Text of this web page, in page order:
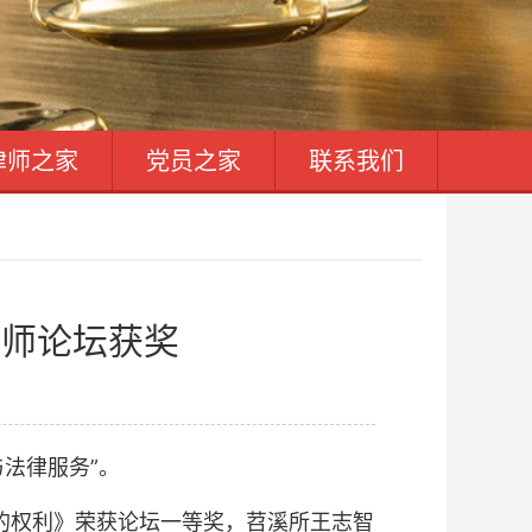
师之家 党员之家 联系我们
论坛获奖
律服务”。
利》荣获论坛一等奖，苕溪所王志智